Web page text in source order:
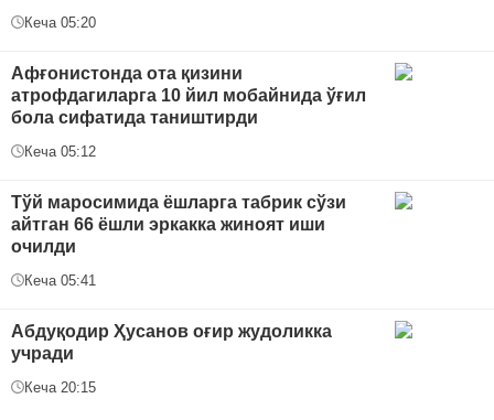
Кеча 05:20
Афғонистонда ота қизини
атрофдагиларга 10 йил мобайнида ўғил
бола сифатида таништирди
Кеча 05:12
Тўй маросимида ёшларга табрик сўзи
айтган 66 ёшли эркакка жиноят иши
очилди
Кеча 05:41
Абдуқодир Ҳусанов оғир жудоликка
учради
Кеча 20:15